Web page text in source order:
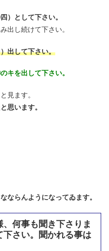
）として下さい。
出し続けて下さい。
出して下さい。
キを出して下さい。
見ます。
思います。
ならんようになってゐます。
何事も聞き下さりま
さい。聞かれる事は